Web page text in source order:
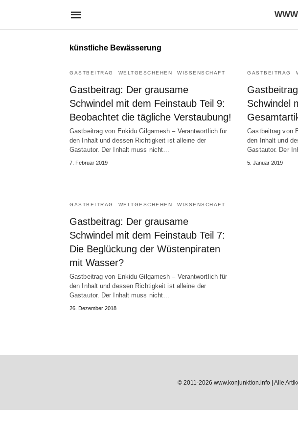
künstliche Bewässerung
GASTBEITRAG WELTGESCHEHEN WISSENSCHAFT
Gastbeitrag: Der grausame
Schwindel mit dem Feinstaub Teil 9:
Beobachtet die tägliche Verstaubung!
Gastbeitrag von Enkidu Gilgamesh – Verantwortlich für
den Inhalt und dessen Richtigkeit ist alleine der
Gastautor. Der Inhalt muss nicht…
7. Februar 2019
GASTBEITRAG
Schwindel
Gastbeitrag von
den Inhalt und
Gastautor. Der
5. Januar 2019
GASTBEITRAG WELTGESCHEHEN WISSENSCHAFT
Gastbeitrag: Der grausame
Schwindel mit dem Feinstaub Teil 7:
Die Beglückung der Wüstenpiraten
mit Wasser?
Gastbeitrag von Enkidu Gilgamesh – Verantwortlich für
den Inhalt und dessen Richtigkeit ist alleine der
Gastautor. Der Inhalt muss nicht…
26. Dezember 2018
© 2011-2026 www.konjunktion.info | Alle